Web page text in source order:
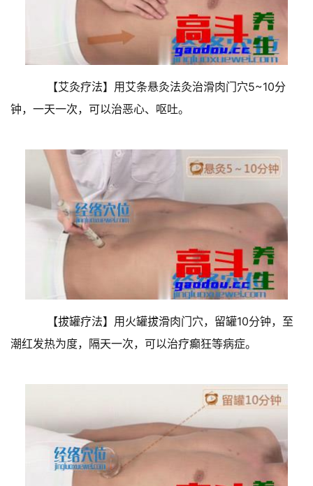
【艾灸疗法】用艾条悬灸法灸治滑肉门穴5~10分
钟，一天一次，可以治恶心、呕吐。
【拔罐疗法】用火罐拔滑肉门穴，留罐10分钟，至
潮红发热为度，隔天一次，可以治疗癫狂等病症。